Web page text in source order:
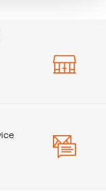
Je kunt er ook
te
keuze altijd nog